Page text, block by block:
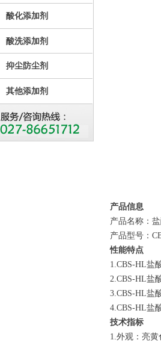
酸化添加剂
酸洗添加剂
抑尘防尘剂
其他添加剂
产品信息
产品名称：
产品型号：
性能特点
1.CBS-HL盐
2.CBS-HL盐
3.CBS-HL盐
4.CBS-HL盐
技术指标
1.外观：亮